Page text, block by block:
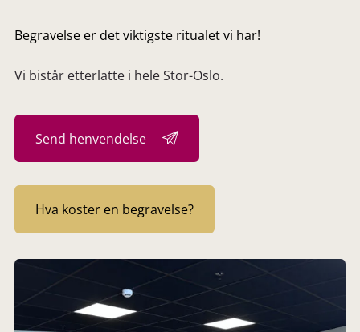
Begravelse er det viktigste ritualet vi har!
Vi bistår etterlatte i hele Stor-Oslo.
Send henvendelse
Hva koster en begravelse?